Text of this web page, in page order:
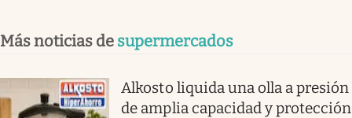
Más noticias de supermercados
Alkosto liquida una olla a presión
de amplia capacidad y protección